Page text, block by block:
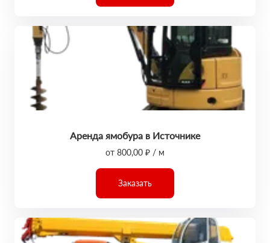
Аренда ямобура в Источнике
от 800,00 ₽ / м
Заказать